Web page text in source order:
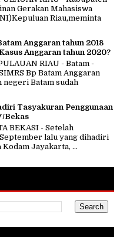
Gerakan Mahasiswa
Riau,meminta
Anggaran tahun 2018
Anggaran tahun 2020?
RIAU - Batam -
Bp Batam Anggaran
negeri Batam sudah
Tasyakuran Penggunaan
Bekas
BEKASI - Setelah
lalu yang dihadiri
Jayakarta, ...